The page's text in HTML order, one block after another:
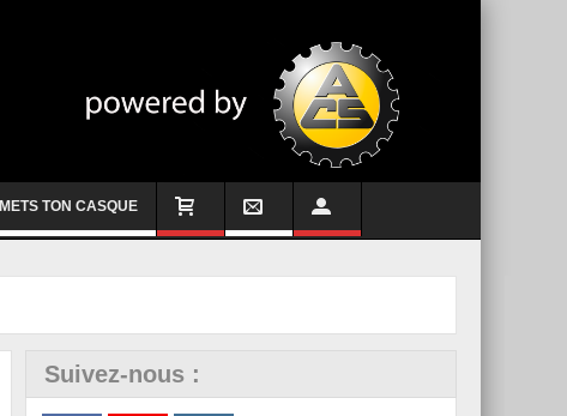
METS TON CASQUE
Suivez-nous :